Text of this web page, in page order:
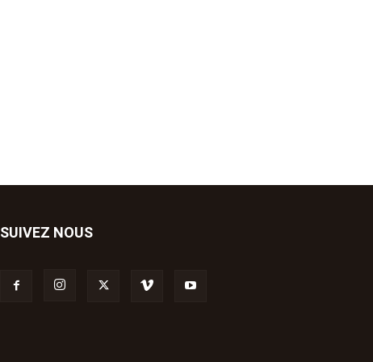
SUIVEZ NOUS